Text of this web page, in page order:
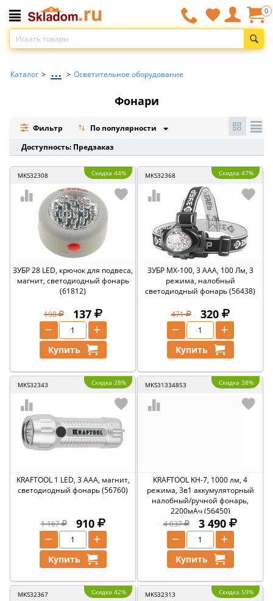
0
Каталог > ... > Осветительное оборудование
Фонари
Фильтр
По популярности
Доступность: Предзаказ
MKS32308 Скидка 44%
ЗУБР 28 LED, крючок для подвеса,
магнит, светодиодный фонарь
(61812)
198 137
+
−
Купить
MKS32368 Скидка 47%
ЗУБР МХ-100, 3 AAA, 100 Лм, 3
режима, налобный
светодиодный фонарь (56438)
471 320
+
−
Купить
MKS32343 Скидка 28%
KRAFTOOL 1 LED, 3 AAA, магнит,
светодиодный фонарь (56760)
1 167 910
+
−
Купить
MKS31334853 Скидка 38%
KRAFTOOL KH-7, 1000 лм, 4
режима, 3в1 аккумуляторный
налобный/ручной фонарь,
2200мАч (56450)
4 837
3 490
+
−
Купить
MKS32367 Скидка 42% MKS32313 Скидка 59%